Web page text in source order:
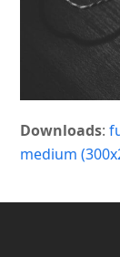
Downloads:
medium